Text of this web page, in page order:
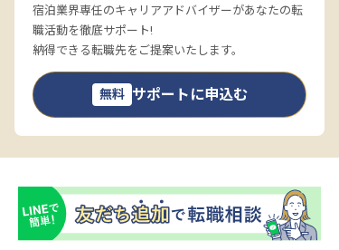
宿泊業界専任のキャリアアドバイザーがあなたの転
職活動を徹底サポート!
納得できる転職先をご提案いたします。
無料 サポートに申込む